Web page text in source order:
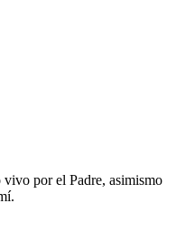
por el Padre, asimismo